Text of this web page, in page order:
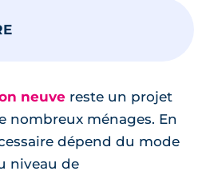
neuve reste un projet
nombreux ménages. En
dépend du mode
niveau de